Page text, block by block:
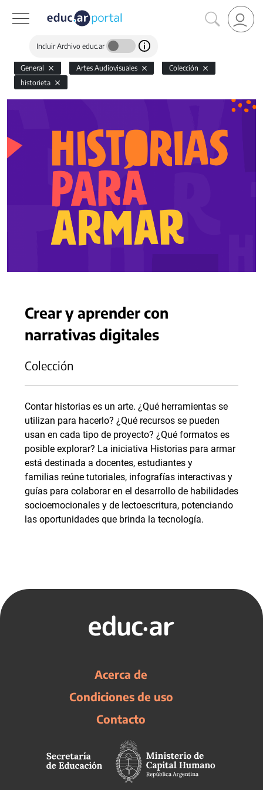
Incluir Archivo educ.ar
General Artes Audiovisuales
Colección
historieta
Crear y aprender con
narrativas digitales
Colección
Contar historias es un arte. ¿Qué herramientas se
utilizan para hacerlo? ¿Qué recursos se pueden
usan en cada tipo de proyecto? ¿Qué formatos es
posible explorar? La iniciativa Historias para armar
está destinada a docentes, estudiantes y
familias reúne tutoriales, infografías interactivas y
guías para colaborar en el desarrollo de habilidades
socioemocionales y de lectoescritura, potenciando
las oportunidades que brinda la tecnología.
Acerca de
Condiciones de uso
Contacto